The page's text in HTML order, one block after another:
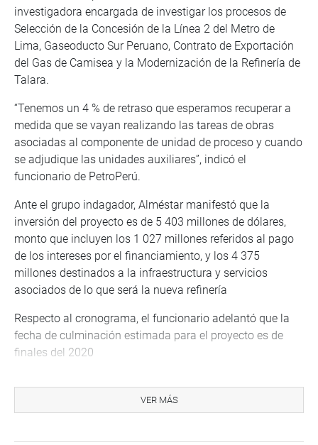
investigadora encargada de investigar los procesos de
Selección de la Concesión de la Línea 2 del Metro de
Lima, Gaseoducto Sur Peruano, Contrato de Exportación
del Gas de Camisea y la Modernización de la Refinería de
Talara.
“Tenemos un 4 % de retraso que esperamos recuperar a
medida que se vayan realizando las tareas de obras
asociadas al componente de unidad de proceso y cuando
se adjudique las unidades auxiliares”, indicó el
funcionario de PetroPerú.
Ante el grupo indagador, Alméstar manifestó que la
inversión del proyecto es de 5 403 millones de dólares,
monto que incluyen los 1 027 millones referidos al pago
de los intereses por el financiamiento, y los 4 375
millones destinados a la infraestructura y servicios
asociados de lo que será la nueva refinería
Respecto al cronograma, el funcionario adelantó que la
fecha de culminación estimada para el proyecto es de
finales del 2020
refinería permitirá procesar 95 mil barriles de petróleo
crudo por día (la actual refinería 65 bpd) para producir
VER MÁS